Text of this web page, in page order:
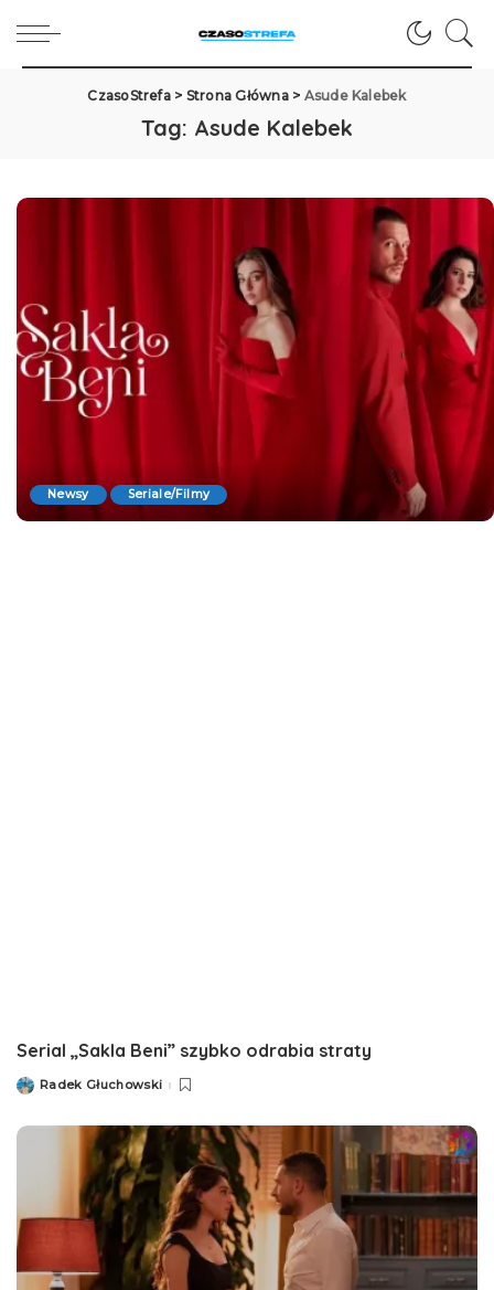
CzasoStrefa> Strona Główna> Asude Kalebek
Tag: Asude Kalebek
Newsy Seriale/Filmy
Serial „Sakla Beni” szybko odrabia straty
PostedRadek Głuchowski